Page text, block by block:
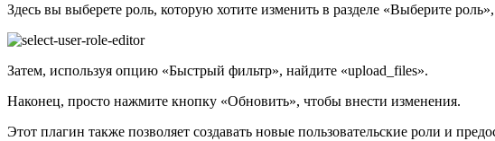
Здесь вы выберете роль, которую хотите изменить в разделе «Выберите
Затем, используя опцию «Быстрый фильтр», найдите «upload_files».
Наконец, просто нажмите кнопку «Обновить», чтобы внести изменения.
Этот плагин также позволяет создавать новые пользовательские роли и